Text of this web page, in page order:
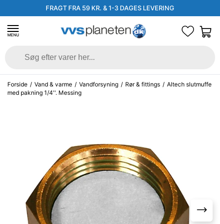
FRAGT FRA 59 KR. & 1-3 DAGES LEVERING
MENU
Forside / Vand & varme / Vandforsyning / Rør & fittings / Altech slutmuffe
med pakning 1/4''. Messing